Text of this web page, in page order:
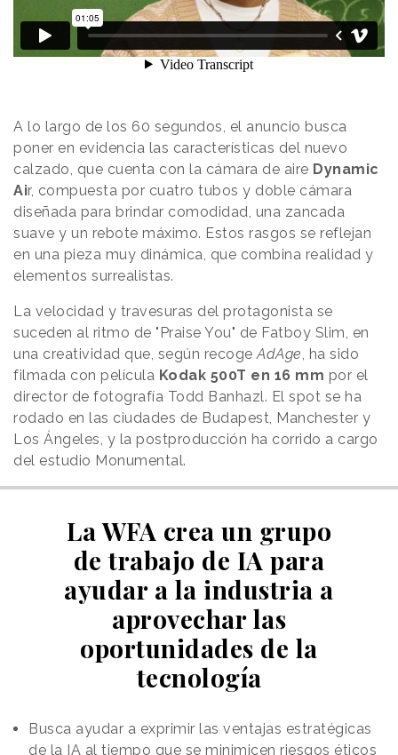
A lo largo de los 60 segundos, el anuncio busca
poner en evidencia las características del nuevo
calzado, que cuenta con la cámara de aire Dynamic
Air, compuesta por cuatro tubos y doble cámara
diseñada para brindar comodidad, una zancada
suave y un rebote máximo. Estos rasgos se reflejan
en una pieza muy dinámica, que combina realidad y
elementos surrealistas.
La velocidad y travesuras del protagonista se
suceden al ritmo de "Praise You" de Fatboy Slim, en
una creatividad que, según recoge AdAge , ha sido
filmada con película Kodak 500T en 16 mm por el
director de fotografía Todd Banhazl. El spot se ha
rodado en las ciudades de Budapest, Manchester y
Los Ángeles, y la postproducción ha corrido a cargo
del estudio Monumental.
La WFA crea un grupo
de trabajo de IA para
ayudar a la industria a
aprovechar las
oportunidades de la
tecnología
Busca ayudar a exprimir las ventajas estratégicas
de la IA al tiempo que se minimicen riesgos éticos